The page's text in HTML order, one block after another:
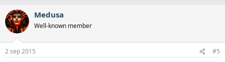
Medusa
Well-known member
2 sep 2015 #5